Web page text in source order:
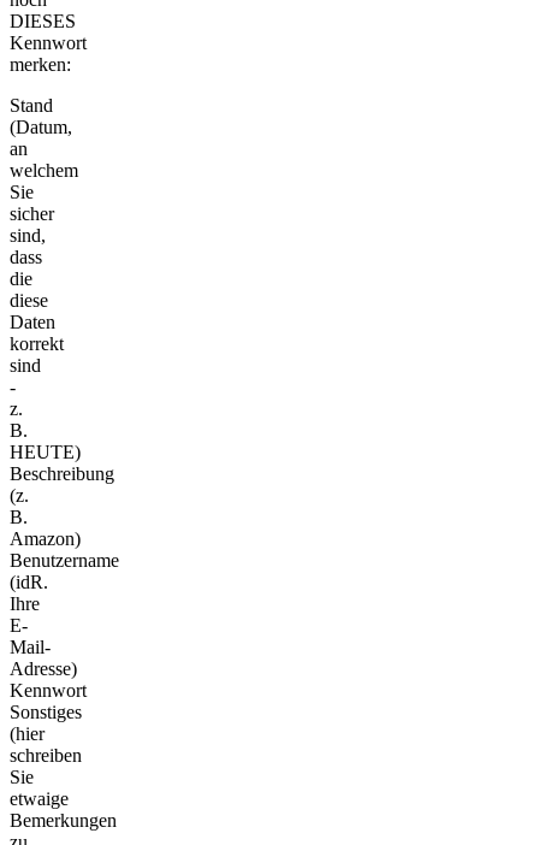
DIESES
Kennwort
merken:
Stand
(Datum,
an
welchem
Sie
sicher
sind,
dass
die
diese
Daten
korrekt
sind
-
z.
B.
HEUTE)
Beschreibung
(z.
B.
Amazon)
Benutzername
(idR.
Ihre
E-
Mail-
Adresse)
Kennwort
Sonstiges
(hier
schreiben
Sie
etwaige
Bemerkungen